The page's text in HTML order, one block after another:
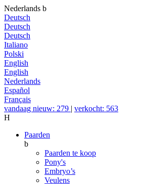
Nederlands b
Deutsch
Deutsch
Deutsch
Italiano
Polski
English
English
Nederlands
Español
Français
vandaag nieuw: 279 | verkocht: 563
H
Paarden
b
Paarden te koop
Pony's
Embryo’s
Veulens